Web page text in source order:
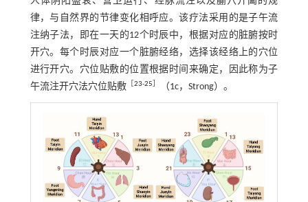
律，与自然界的节律变化相呼应。该疗法采用的是子午流
注纳子法，即在一天的12个时辰中，根据对应的脏腑按时
开穴。每个时辰对应一个脏腑经络，选择该经络上的穴位
进行开穴。穴位贴敷的位置根据时间来确定，因此称为子
午流注开穴法穴位贴敷［ 23-25 （1c，Strong）。